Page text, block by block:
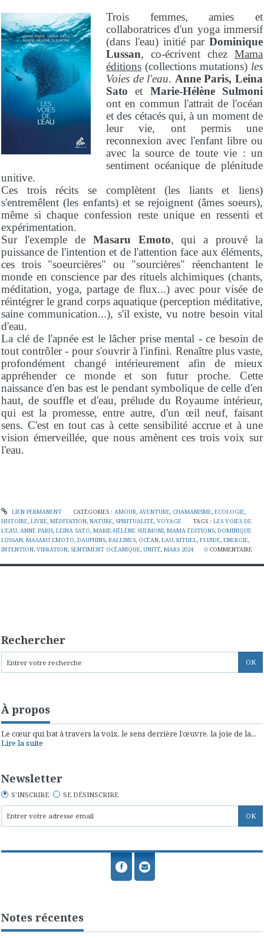
Trois femmes, amies et
collaboratrices d'un yoga immersif
(dans l'eau) initié par Dominique
Lussan, co-écrivent chez Mama
éditions (collections mutations) les
Voies de l'eau. Anne Paris, Leina
Sato et Marie-Hélène Sulmoni
ont en commun l'attrait de l'océan
et des cétacés qui, à un moment de
leur vie, ont permis une
reconnexion avec l'enfant libre ou
avec la source de toute vie : un
sentiment océanique de plénitude
unitive.
Ces trois récits se complètent (les liants et liens)
s'entremêlent (les enfants) et se rejoignent (âmes soeurs),
même si chaque confession reste unique en ressenti et
expérimentation.
Sur l'exemple de Masaru Emoto, qui a prouvé la
puissance de l'intention et de l'attention face aux éléments,
ces trois "soeurcières" ou "sourcières" réenchantent le
monde en conscience par des rituels alchimiques (chants,
méditation, yoga, partage de flux...) avec pour visée de
réintégrer le grand corps aquatique (perception méditative,
saine communication...), s'il existe, vu notre besoin vital
d'eau.
La clé de l'apnée est le lâcher prise mental - ce besoin de
tout contrôler - pour s'ouvrir à l'infini. Renaître plus vaste,
profondément changé intérieurement afin de mieux
appréhender ce monde et son futur proche. Cette
naissance d'en bas est le pendant symbolique de celle d'en
haut, de souffle et d'eau, prélude du Royaume intérieur,
qui est la promesse, entre autre, d'un œil neuf, faisant
sens. C'est en tout cas à cette sensibilité accrue et à une
vision émerveillée, que nous amènent ces trois voix sur
l'eau.
LIEN PERMANENT CATÉGORIES : AMOUR AVENTURE, CHAMANISME, ECOLOGIE,
HISTOIRE LIVRE MÉDITATION NATURE SPIRITUALITÉ VOYAGE TAGS :LES VOIES DE
L'EAU ANNE PARIS LEINA SATO MARIE-HÉLÈNE SULMONI MAMA ÉDITIONS DOMINIQUE
LUSSAN MASARU EMOTO DAUPHINS BALEINES OCÉAN EAU RITUEL FLUIDE ENERGIE
INTENTION VIBRATION SENTIMENT OCÉANIQUE UNITÉ MARS 2024 0 COMMENTAIRE
Rechercher
À propos
Le cœur qui bat à travers la voix, le sens derrière l’œuvre, la joie de la...
Lire la suite
Newsletter
S'INSCRIRE SE DÉSINSCRIRE
Notes récentes